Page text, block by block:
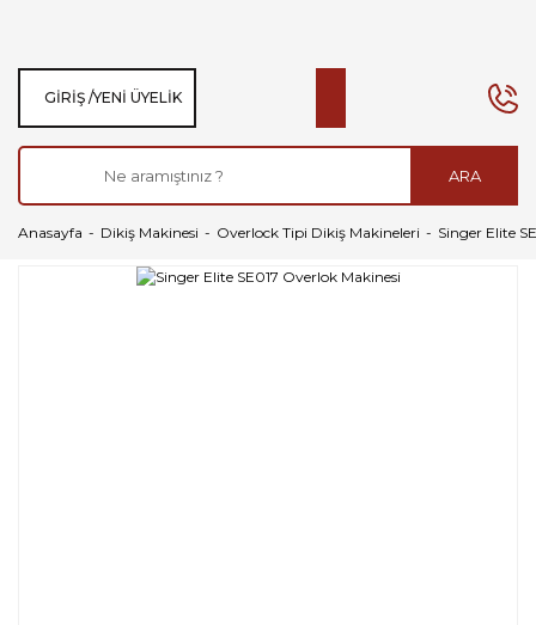
ARA
GIRIŞ /YENI ÜYELIK
Anasayfa Dikiş Makinesi Overlock Tipi Dikiş Makineleri Singer Elite